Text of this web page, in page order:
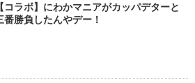
【コラボ】にわかマニアがカッパデターと
番勝負したんやデー！